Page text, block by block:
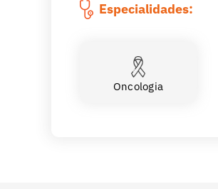
Especialidades:
Oncologia